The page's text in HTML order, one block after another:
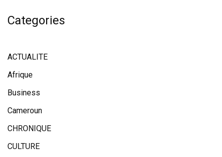
Categories
ACTUALITE
Afrique
Business
Cameroun
CHRONIQUE
CULTURE